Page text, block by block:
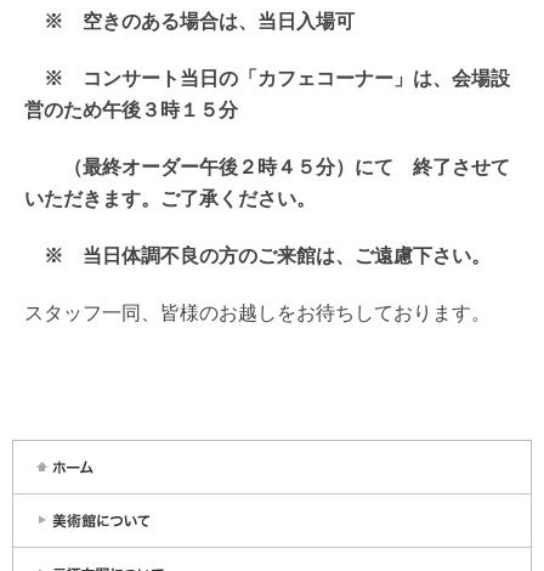
※ 空きのある場合は、当日入場可
※ コンサート当日の「カフェコーナー」は、会場設
営のため午後３時１５分
（最終オーダー午後２時４５分）にて 終了させて
いただきます。ご了承ください。
※ 当日体調不良の方のご来館は、ご遠慮下さい。
スタッフ一同、皆様のお越しをお待ちしております。